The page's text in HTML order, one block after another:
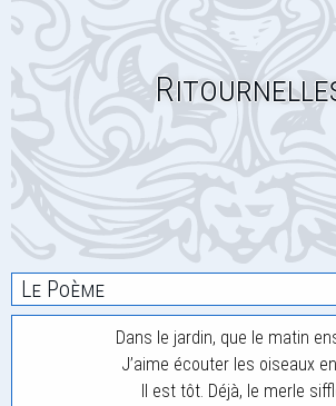
Le Poème
Dans le jardin, que le matin
J’aime écouter les oiseaux
Il est tôt. Déjà, le merle